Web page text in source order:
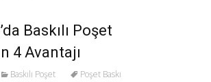
Baskılı Poşet
4 Avantajı
Baskılı Poşet
Poşet Baskı